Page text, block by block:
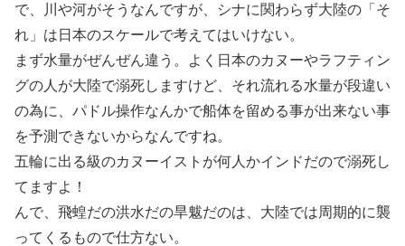
で、川や河がそうなんですが、シナに関わらず大陸の「そ
れ」は日本のスケールで考えてはいけない。
まず水量がぜんぜん違う。よく日本のカヌーやラフティン
グの人が大陸で溺死しますけど、それ流れる水量が段違い
の為に、パドル操作なんかで船体を留める事が出来ない事
を予測できないからなんですね。
五輪に出る級のカヌーイストが何人かインドだので溺死し
てますよ！
んで、飛蝗だの洪水だの旱魃だのは、大陸では周期的に襲
ってくるもので仕方ない。